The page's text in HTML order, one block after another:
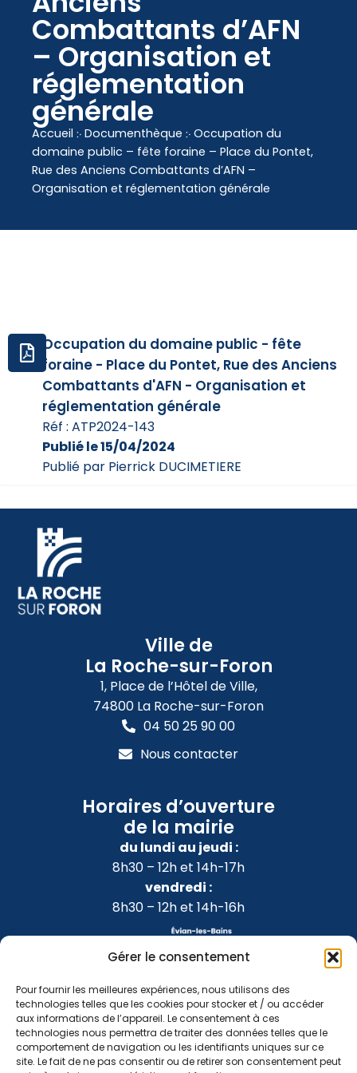
Gérer le consentement
Pour fournir les meilleures expériences, nous utilisons des
technologies telles que les cookies pour stocker et / ou accéder
aux informations de l’appareil. Le consentement à ces
technologies nous permettra de traiter des données telles que le
comportement de navigation ou les identifiants uniques sur ce
site. Le fait de ne pas consentir ou de retirer son consentement peut
principalCombattants d’AFN
– Organisation et
réglementation
générale
Accueil ჻ Documenthèque ჻ Occupation du
domaine public – fête foraine – Place du Pontet,
Rue des Anciens Combattants d’AFN –
Organisation et réglementation générale
Occupation du domaine public - fête
foraine - Place du Pontet, Rue des Anciens
Combattants d'AFN - Organisation et
réglementation générale
Réf : ATP2024-143
Publié le 15/04/2024
Publié par Pierrick DUCIMETIERE
Ville de
La Roche-sur-Foron
1, Place de l’Hôtel de Ville,
74800 La Roche-sur-Foron
04 50 25 90 00
Nous contacter
Horaires d’ouverture
de la mairie
du lundi au jeudi :
8h30 – 12h et 14h-17h
vendredi :
8h30 – 12h et 14h-16h